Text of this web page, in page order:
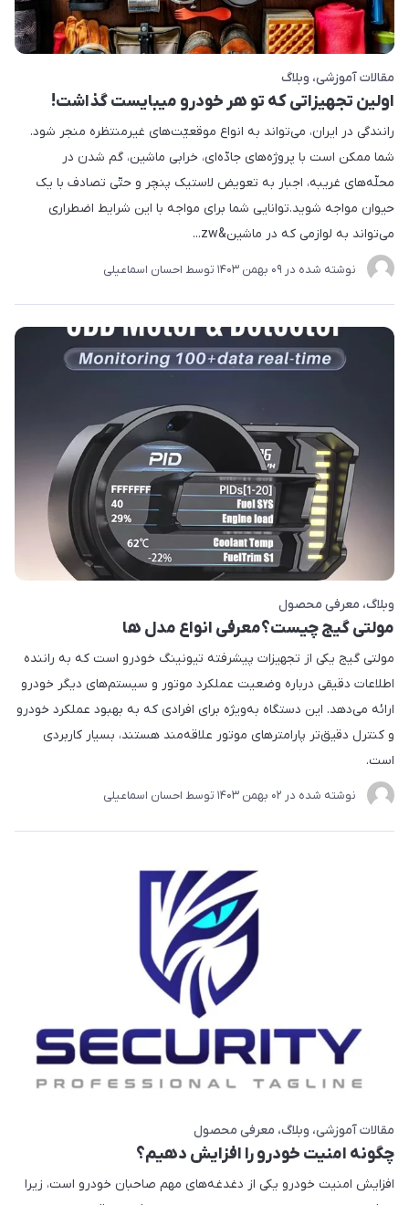
مقالات آموزشی وبلاگ
اولین تجهیزاتی که تو هر خودرو میبایست گذاشت!
رانندگی در ایران، می‌تواند به انواع موقعیّت‌های غیرمنتظره منجر شود.
شما ممکن است با پروژه‌های جادّ‌ه‌ای، خرابی ماشین، گم شدن در
محلّه‌های غریبه، اجبار به تعویض لاستیک پنچر و حتّی تصادف با یک
حیوان مواجه شوید.توانایی شما برای مواجه با این شرایط اضطراری
می‌تواند به لوازمی که در ماشین&zw...
نوشته شده در 09 بهمن 1403 توسط احسان اسماعیلی
وبلاگ معرفی محصول
مولتی گیج چیست؟معرفی انواع مدل ها
مولتی گیج یکی از تجهیزات پیشرفته تیونینگ خودرو است که به راننده
اطلاعات دقیقی درباره وضعیت عملکرد موتور و سیستم‌های دیگر خودرو
ارائه می‌دهد. این دستگاه به‌ویژه برای افرادی که به بهبود عملکرد خودرو
و کنترل دقیق‌تر پارامترهای موتور علاقه‌مند هستند، بسیار کاربردی
است.
نوشته شده در 02 بهمن 1403 توسط احسان اسماعیلی
مقالات آموزشی وبلاگ معرفی محصول
چگونه امنیت خودرو را افزایش دهیم؟
افزایش امنیت خودرو یکی از دغدغه‌های مهم صاحبان خودرو است، زیرا